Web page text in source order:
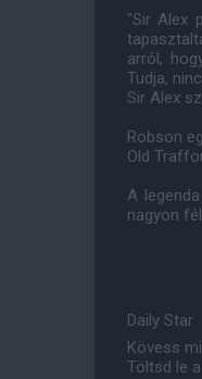
"Sir Alex
arról,
Tudja,
Sir Alex
Robson
Old
A
nagyon
Daily Star
Kövess
Töltsd le